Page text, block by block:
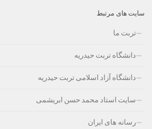
سایت های مرتبط
تربت ما
دانشگاه تربت حیدریه
دانشگاه آزاد اسلامی تربت حیدریه
سایت استاد محمد حسن ابریشمی
رسانه های ایران